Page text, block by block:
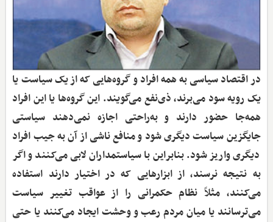
در اقتصاد سیاسی به همه افراد و گروه‌هایی که از یک سیاست یا
یک رویه سود می‌برند، ذی‌نفع می‌گویند. این گروه‌ها یا این افراد
همه‌جا حضور دارند و به‌راحتی اجازه نمی‌دهند سیاستی
جایگزین سیاست دیگری شود و منافع ناشی از آن به جیب افراد
دیگری واریز شود. بنابراین با سیاستمداران لابی می‌کنند و اگر
به نتیجه نرسند، از ابزارهایی که در اختیار دارند استفاده
می‌کنند، مثلاً نظام حکمرانی را از عواقب تغییر سیاست
می‌ترسانند یا میان مردم رعب و وحشت ایجاد می‌کنند یا حتی